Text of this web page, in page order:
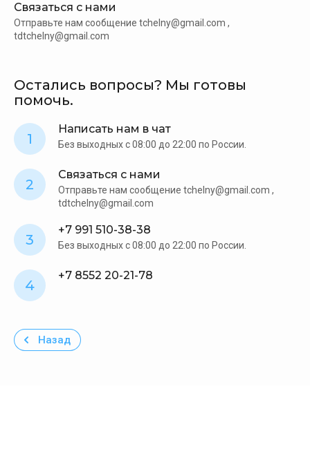
Связаться с нами
Отправьте нам сообщение tchelny@gmail.com ,
tdtchelny@gmail.com
Остались вопросы? Мы готовы
помочь.
1
Написать нам в чат
Без выходных c 08:00 до 22:00 по России.
2
Связаться с нами
Отправьте нам сообщение tchelny@gmail.com ,
tdtchelny@gmail.com
3
+7 991 510-38-38
Без выходных c 08:00 до 22:00 по России.
4
+7 8552 20-21-78
Назад